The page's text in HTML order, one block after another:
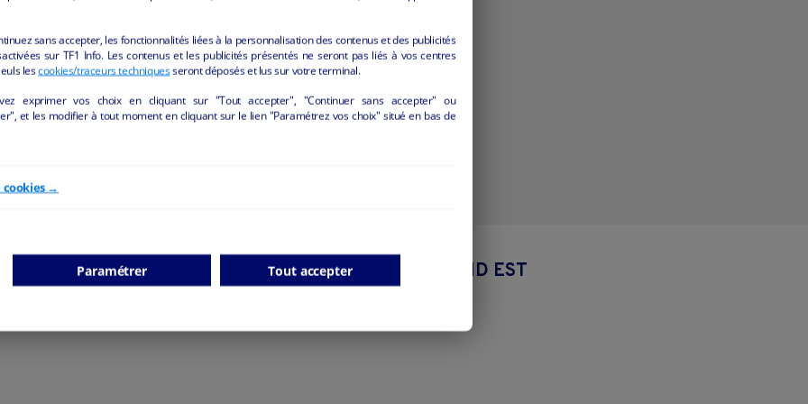
une visite, merci de nous contacter.
"BIEN-ÊTRE/BEAUTÉ" DE LA REGION GRAND EST
sans accepter, les fonctionnalités liées à la personnalisation des contenus et des publicités
sur TF1 Info. Les contenus et les publicités présentés ne seront pas liés à vos centres
lescookies/traceurs techniquesseront déposés et lus sur votre terminal.
exprimer vos choix en cliquant sur "Tout accepter", "Continuer sans accepter" ou
et les modifier à tout moment en cliquant sur le lien "Paramétrez vos choix" situé en bas de
cookies →
Paramétrer Tout accepter